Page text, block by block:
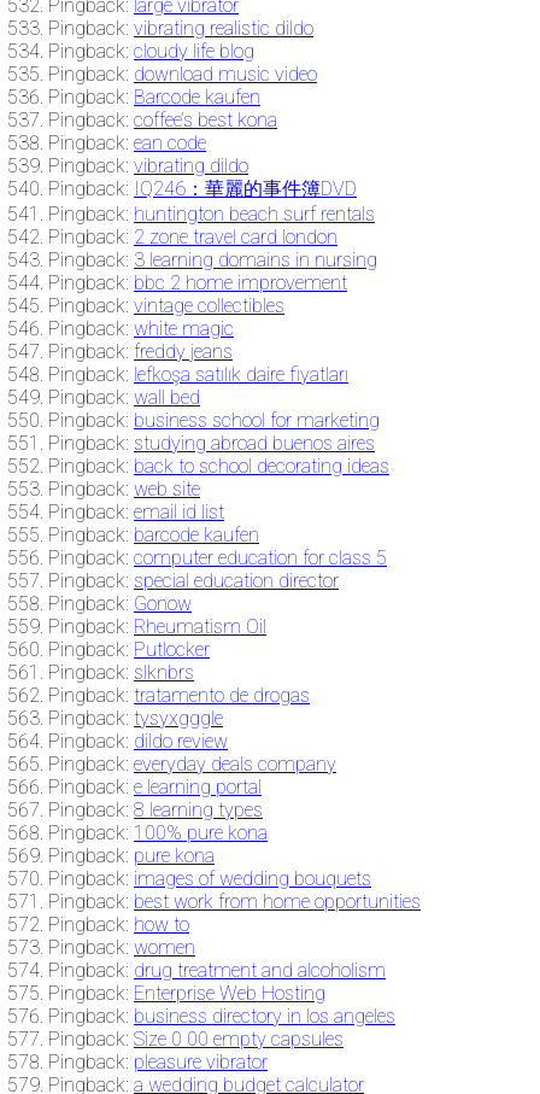
Pingback: large vibrator
Pingback: vibrating realistic dildo
Pingback: cloudy life blog
Pingback: download music video
Pingback: Barcode kaufen
Pingback: coffee’s best kona
Pingback: ean code
Pingback: vibrating dildo
Pingback: IQ246：華麗的事件簿DVD
Pingback: huntington beach surf rentals
Pingback: 2 zone travel card london
Pingback: 3 learning domains in nursing
Pingback: bbc 2 home improvement
Pingback: vintage collectibles
Pingback: white magic
Pingback: freddy jeans
Pingback: lefkoşa satılık daire fiyatları
Pingback: wall bed
Pingback: business school for marketing
Pingback: studying abroad buenos aires
Pingback: back to school decorating ideas
Pingback: web site
Pingback: email id list
Pingback: barcode kaufen
Pingback: computer education for class 5
Pingback: special education director
Pingback: Gonow
Pingback: Rheumatism Oil
Pingback: Putlocker
Pingback: slknbrs
Pingback: tratamento de drogas
Pingback: tysyxgggle
Pingback: dildo review
Pingback: everyday deals company
Pingback: e learning portal
Pingback: 8 learning types
Pingback: 100% pure kona
Pingback: pure kona
Pingback: images of wedding bouquets
Pingback: best work from home opportunities
Pingback: how to
Pingback: women
Pingback: drug treatment and alcoholism
Pingback: Enterprise Web Hosting
Pingback: business directory in los angeles
Pingback: Size 0 00 empty capsules
Pingback: pleasure vibrator
Pingback: a wedding budget calculator